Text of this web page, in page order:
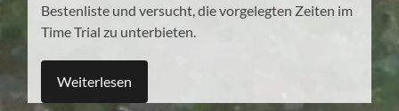
Bestenliste und versucht, die vorgelegten Zeiten im
Time Trial zu unterbieten.
Weiterlesen